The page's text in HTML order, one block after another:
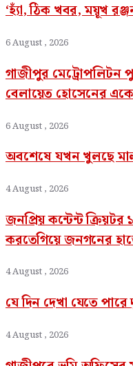
‘হ্যাঁ, ঠিক খবর, ময়ূখ
6 August , 2026
গাজীপুর মেট্রোপলিটন
বেলায়েত হোসেনের
6 August , 2026
অবশেষে যখন খুলছে
4 August , 2026
জনপ্রিয় কন্টেন্ট
করতেগিয়ে জনগনের
4 August , 2026
যে দিন দেখা যেতে
4 August , 2026